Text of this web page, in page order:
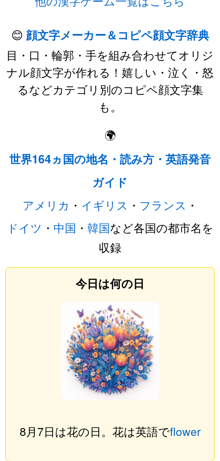
😊 顔文字メーカー＆コピペ顔文字辞典
目・口・輪郭・手を組み合わせてオリジ
ナル顔文字が作れる！嬉しい・泣く・怒
るなどカテゴリ別のコピペ顔文字集
も。
🌍
世界164ヵ国の地名・読み方・英語発音
ガイド
アメリカ ・ イギリス ・ フランス ・
ドイツ ・ 中国 ・ 韓国など各国の都市名を
収録
今日は何の日
8月7日は花の日。花は英語でflower